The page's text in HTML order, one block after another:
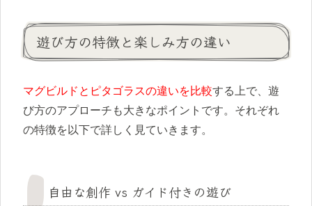
遊び方の特徴と楽しみ方の違い
マグビルドとピタゴラスの違いを比較する上で、遊
び方のアプローチも大きなポイントです。それぞれ
の特徴を以下で詳しく見ていきます。
自由な創作 vs ガイド付きの遊び